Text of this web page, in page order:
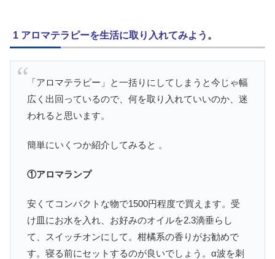
1 アロマテラピーを生活に取り入れてみよう 。
「アロマテラピー」と一括りにしてしまうと今じゃ幅
広く出回っているので、何を取り入れていいのか、迷
われると思います。
簡単にいくつか紹介してみると 。
①アロマランプ
安くてコンパクトな物で1500円程度で買えます。受
け皿にお水を入れ、お好みのオイルを2.3滴垂らし
て、スイッチオンにして。柑橘系の香りがお勧めで
す。寝る前にセットするのが良いでしょう。α波を刺